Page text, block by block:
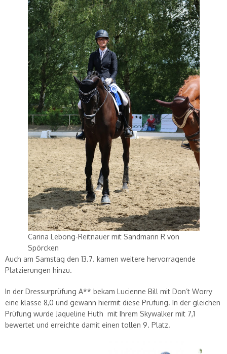
Carina Lebong-Reitnauer mit Sandmann R von
Spörcken
Auch am Samstag den 13.7. kamen weitere hervorragende
Platzierungen hinzu.
In der Dressurprüfung A** bekam Lucienne Bill mit Don’t Worry
eine klasse 8,0 und gewann hiermit diese Prüfung. In der gleichen
Prüfung wurde Jaqueline Huth mit Ihrem Skywalker mit 7,1
bewertet und erreichte damit einen tollen 9. Platz.